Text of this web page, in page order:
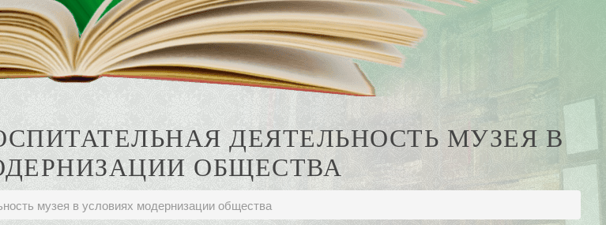
ДЕЯТЕЛЬНОСТЬ МУЗЕЯ В
ОБЩЕСТВА
музея в условиях модернизации общества